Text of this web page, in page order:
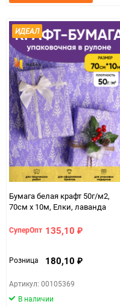
ИДЕАЛ
Бумага белая крафт 50г/м2,
70см x 10м, Елки, лаванда
СуперОпт 135,10 ₽
Розница 180,10 ₽
Артикул: 00105369
В наличии